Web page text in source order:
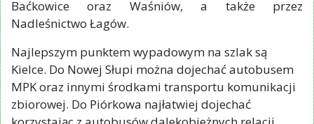
Baćkowice oraz Waśniów, a także przez
Nadleśnictwo Łagów.
Najlepszym punktem wypadowym na szlak są
Kielce. Do Nowej Słupi można dojechać autobusem
MPK oraz innymi środkami transportu komunikacji
zbiorowej. Do Piórkowa najłatwiej dojechać